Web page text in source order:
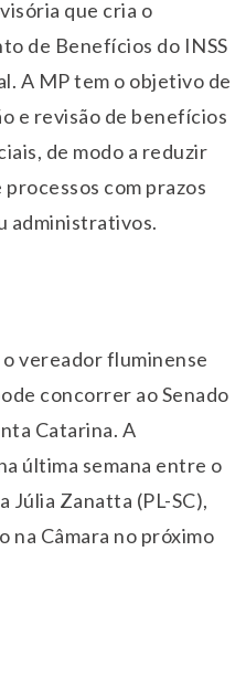
que cria o
de Benefícios do INSS
A MP tem o objetivo de
e revisão de benefícios
de modo a reduzir
com prazos
administrativos.
vereador fluminense
concorrer ao Senado
Catarina. A
última semana entre o
Júlia Zanatta (PL-SC),
na Câmara no próximo